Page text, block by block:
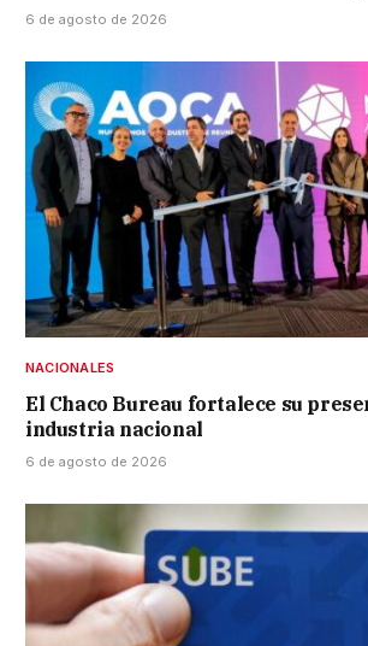
6 de agosto de 2026
NACIONALES
El Chaco Bureau fortalece su
industria nacional
6 de agosto de 2026